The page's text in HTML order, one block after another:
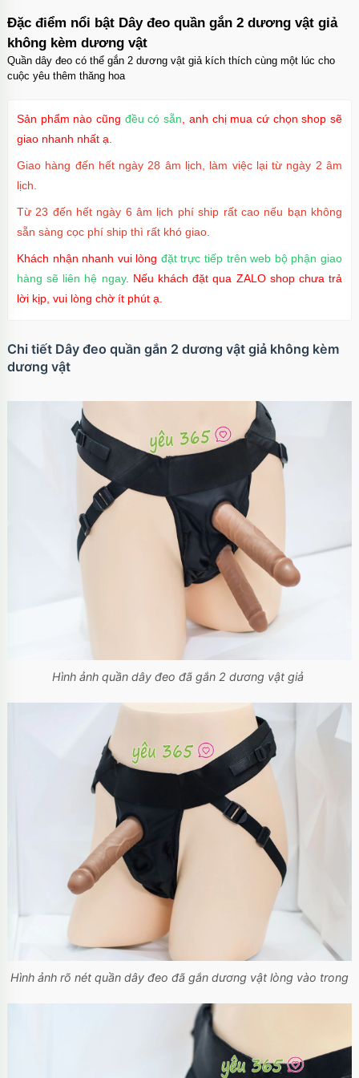
Đặc điểm nổi bật Dây đeo quần gắn 2 dương vật giả
không kèm dương vật
Quần dây đeo có thể gắn 2 dương vật giả kích thích cùng một lúc cho
cuộc yêu thêm thăng hoa
Sản phẩm nào cũng đều có sẵn , anh chị mua cứ chọn shop sẽ
giao nhanh nhất ạ.
Giao hàng đến hết ngày 28 âm lịch, làm việc lại từ ngày 2 âm
lịch.
Từ 23 đến hết ngày 6 âm lịch phí ship rất cao nếu bạn không
sẵn sàng cọc phí ship thì rất khó giao.
Khách nhận nhanh vui lòng đặt trực tiếp trên web bộ phận giao
hàng sẽ liên hệ ngay. Nếu khách đặt qua ZALO shop chưa trả
lời kịp, vui lòng chờ ít phút ạ.
Chi tiết Dây đeo quần gắn 2 dương vật giả không kèm
dương vật
Hình ảnh quần dây đeo đã gắn 2 dương vật giả
Hình ảnh rõ nét quần dây đeo đã gắn dương vật lòng vào trong